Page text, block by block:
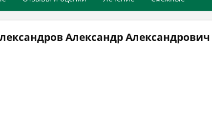
Александр Александрович